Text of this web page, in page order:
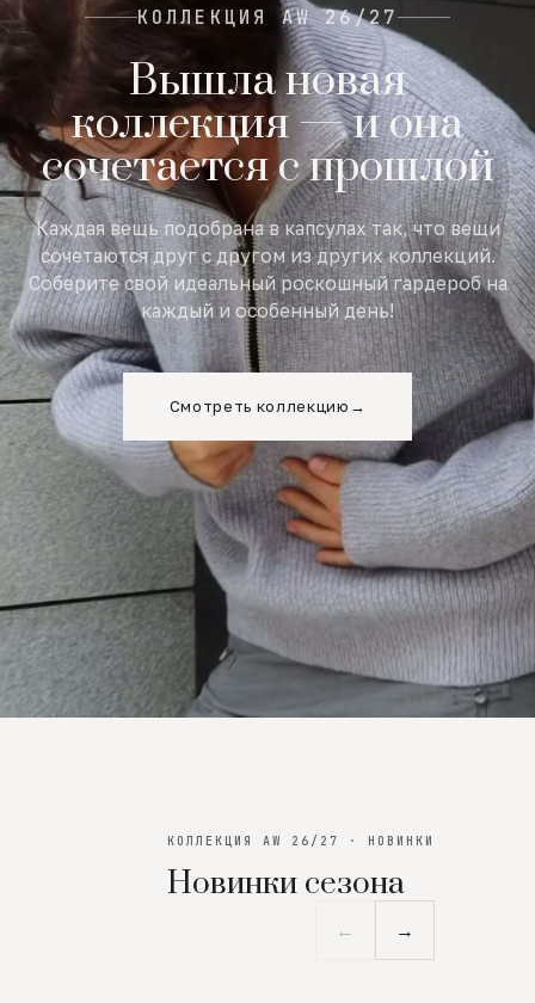
КОЛЛЕКЦИЯ AW 26/27
Вышла новая
коллекция — и она
сочетается с прошлой
Каждая вещь подобрана в капсулах так, что вещи
сочетаются друг с другом из других коллекций.
Соберите свой идеальный роскошный гардероб на
каждый и особенный день!
Смотреть коллекцию →
КОЛЛЕКЦИЯ AW 26/27 · НОВИНКИ
Новинки сезона
← →